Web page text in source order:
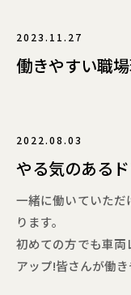
2023.11.27
働きやすい職
2022.08.03
やる気のある
一緒に働いていた
ります。
初めての方でも車両
アップ!皆さんが働